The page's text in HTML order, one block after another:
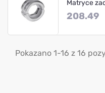
Matryce
208.49
Pokazano 1-16 z 16